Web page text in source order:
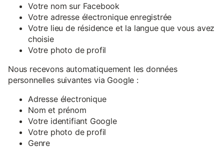
Votre nom sur Facebook
Votre adresse électronique enregistrée
Votre lieu de résidence et la langue que vous avez
choisie
Votre photo de profil
Nous recevons automatiquement les données
personnelles suivantes via Google :
Adresse électronique
Nom et prénom
Votre identifiant Google
Votre photo de profil
Genre